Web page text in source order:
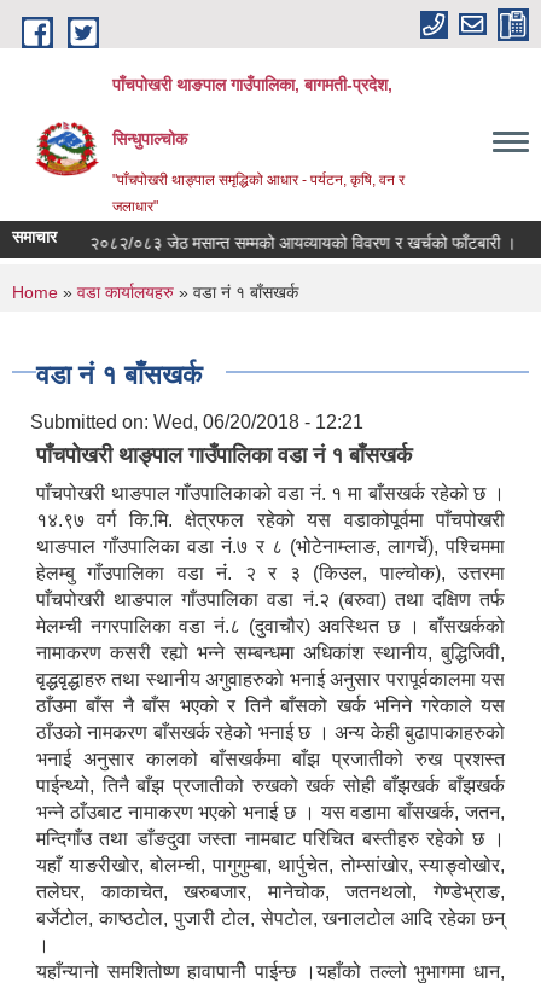
Skip to main content
पाँचपोखरी थाङपाल गाउँपालिका, बागमती-प्रदेश,
सिन्धुपाल्चोक
"पाँचपोखरी थाङ्पाल समृद्धिको आधार - पर्यटन, कृषि, वन र
जलाधार"
समाचार
आ.व २०८२/०८३ जेठ मसान्त सम्मको आयव्यायको विवरण र खर्चको फाँटबारी ।
You are here
Home » वडा कार्यालयहरु » वडा नं १ बाँसखर्क
वडा नं १ बाँसखर्क
Submitted on: Wed, 06/20/2018 - 12:21
पाँचपोखरी थाङ्पाल गाउँपालिका वडा नं १ बाँसखर्क
पाँचपोखरी थाङपाल गाँउपालिकाको वडा नं. १ मा बाँसखर्क रहेको छ ।
१४.९७ वर्ग कि.मि. क्षेत्रफल रहेको यस वडाकोपूर्वमा पाँचपोखरी
थाङपाल गाँउपालिका वडा नं.७ र ८ (भोटेनाम्लाङ, लागर्चे), पश्चिममा
हेलम्बु गाँउपालिका वडा नंं. २ र ३ (किउल, पाल्चोक), उत्तरमा
पाँचपोखरी थाङपाल गाँउपालिका वडा नं.२ (बरुवा) तथा दक्षिण तर्फ
मेलम्ची नगरपालिका वडा नं.८ (दुवाचौर) अवस्थित छ । बाँसखर्कको
नामाकरण कसरी रह्यो भन्ने सम्बन्धमा अधिकांश स्थानीय, बुद्धिजिवी,
वृद्धवृद्धाहरु तथा स्थानीय अगुवाहरुको भनाई अनुसार परापूर्वकालमा यस
ठाँउमा बाँस नै बाँस भएको र तिनै बाँसको खर्क भनिने गरेकाले यस
ठाँउको नामकरण बाँसखर्क रहेको भनाई छ । अन्य केही बुढापाकाहरुको
भनाई अनुसार कालको बाँसखर्कमा बाँझ प्रजातीको रुख प्रशस्त
पाईन्थ्यो, तिनै बाँझ प्रजातीको रुखको खर्क सोही बाँझखर्क बाँझखर्क
भन्ने ठाँउबाट नामाकरण भएको भनाई छ । यस वडामा बाँसखर्क, जतन,
मन्दिगाँउ तथा डाँङदुवा जस्ता नामबाट परिचित बस्तीहरु रहेको छ ।
यहाँ याङरीखोर, बोलम्ची, पागुगुम्बा, थार्पुचेत, तोम्सांखोर, स्याङ्वोखोर,
तलेघर, काकाचेत, खरुबजार, मानेचोक, जतनथलो, गेण्डेभ्राङ,
बर्जेटोल, काष्ठटोल, पुजारी टोल, सेपटोल, खनालटोल आदि रहेका छन्
।
यहाँन्यानो समशितोष्ण हावापानीे पाईन्छ ।यहाँको तल्लो भुभागमा धान,